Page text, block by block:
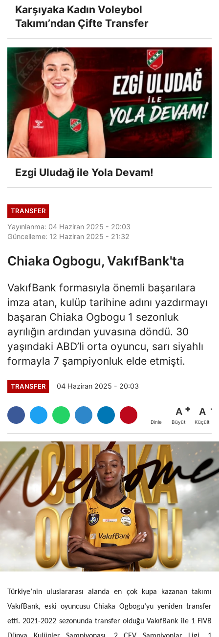
Karşıyaka Kadın Voleybol
Takımı’ndan Çifte Transfer
Ezgi Uludağ ile Yola Devam!
TRANSFER
Yayınlanma: 04 Haziran 2025 - 20:03
Güncelleme: 12 Haziran 2025 - 21:32
Chiaka Ogbogu, VakıfBank'ta
VakıfBank formasıyla önemli başarılara
imza atan, kulüp tarihine adını yazdırmayı
başaran Chiaka Ogbogu 1 sezonluk
ayrılığın ardından yuvasına döndü. 30
yaşındaki ABD’li orta oyuncu, sarı siyahlı
formayla 7 şampiyonluk elde etmişti.
TRANSFER 04 Haziran 2025 - 20:03
Dinle
A
Büyüt
A
Küçült
Türkiye’nin uluslararası alanda en çok kupa kazanan takımı
VakıfBank, eski oyuncusu Chiaka Ogbogu’yu yeniden transfer
etti. 2021-2022 sezonunda transfer olduğu VakıfBank ile 1 FIVB